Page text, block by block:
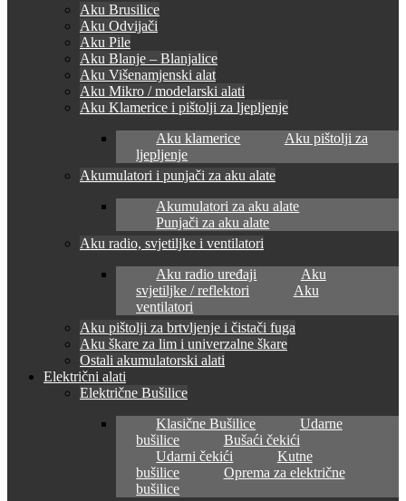
Aku Brusilice
Aku Odvijači
Aku Pile
Aku Blanje – Blanjalice
Aku Višenamjenski alat
Aku Mikro / modelarski alati
Aku Klamerice i pištolji za ljepljenje
Aku klamerice
Aku pištolji za
ljepljenje
Akumulatori i punjači za aku alate
Akumulatori za aku alate
Punjači za aku alate
Aku radio, svjetiljke i ventilatori
Aku radio uređaji
Aku
svjetiljke / reflektori
Aku
ventilatori
Aku pištolji za brtvljenje i čistači fuga
Aku škare za lim i univerzalne škare
Ostali akumulatorski alati
Električni alati
Električne Bušilice
Klasične Bušilice
Udarne
bušilice
Bušaći čekići
Udarni čekići
Kutne
bušilice
Oprema za električne
bušilice